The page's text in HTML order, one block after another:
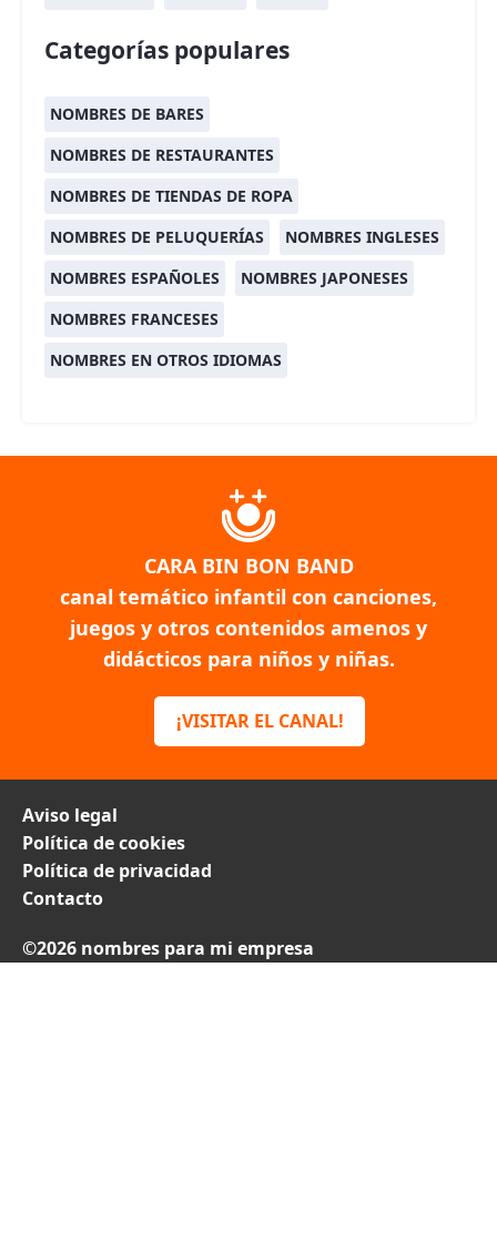
Categorías populares
NOMBRES DE BARES
NOMBRES DE RESTAURANTES
NOMBRES DE TIENDAS DE ROPA
NOMBRES DE PELUQUERÍAS
NOMBRES INGLESES
NOMBRES ESPAÑOLES
NOMBRES JAPONESES
NOMBRES FRANCESES
NOMBRES EN OTROS IDIOMAS
CARA BIN BON BAND
canal temático infantil con canciones,
juegos y otros contenidos amenos y
didácticos para niños y niñas.
¡VISITAR EL CANAL!
Aviso legal
Política de cookies
Política de privacidad
Contacto
©2026 nombres para mi empresa